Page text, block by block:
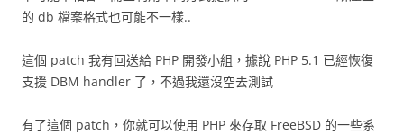
的 db 檔案格式也可能不一樣..
這個 patch 我有回送給 PHP 開發小組，據說 PHP 5.1 已經恢復
支援 DBM handler 了，不過我還沒空去測試
有了這個 patch，你就可以使用 PHP 來存取 FreeBSD 的一些系